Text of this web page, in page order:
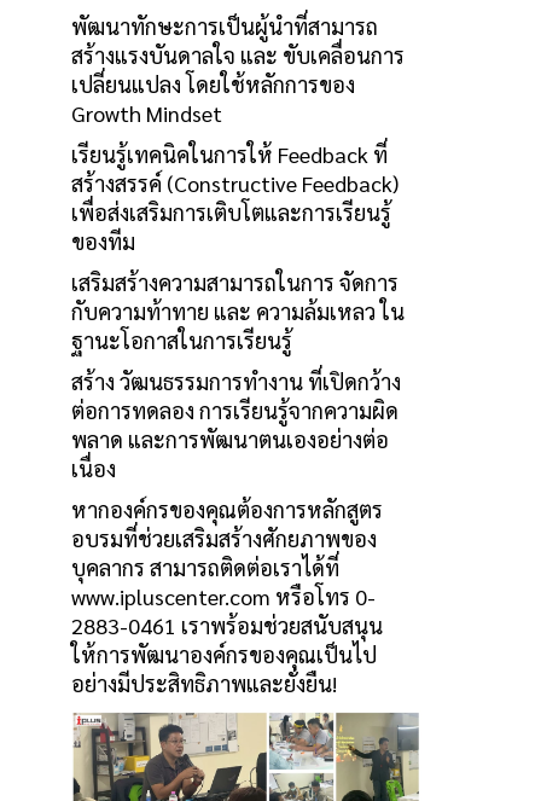
พัฒนาทักษะการเป็นผู้นำที่สามารถ
สร้างแรงบันดาลใจ และ ขับเคลื่อนการ
เปลี่ยนแปลง โดยใช้หลักการของ
Growth Mindset
เรียนรู้เทคนิคในการให้ Feedback ที่
สร้างสรรค์ (Constructive Feedback)
เพื่อส่งเสริมการเติบโตและการเรียนรู้
ของทีม
เสริมสร้างความสามารถในการ จัดการ
กับความท้าทาย และ ความล้มเหลว ใน
ฐานะโอกาสในการเรียนรู้
สร้าง วัฒนธรรมการทำงาน ที่เปิดกว้าง
ต่อการทดลอง การเรียนรู้จากความผิด
พลาด และการพัฒนาตนเองอย่างต่อ
เนื่อง
หากองค์กรของคุณต้องการหลักสูตร
อบรมที่ช่วยเสริมสร้างศักยภาพของ
บุคลากร สามารถติดต่อเราได้ที่
www.ipluscenter.com หรือโทร 0-
2883-0461 เราพร้อมช่วยสนับสนุน
ให้การพัฒนาองค์กรของคุณเป็นไป
อย่างมีประสิทธิภาพและยั่งยืน!